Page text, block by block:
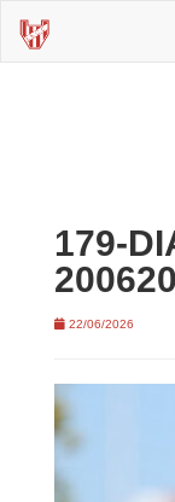
179-
22/06/2026